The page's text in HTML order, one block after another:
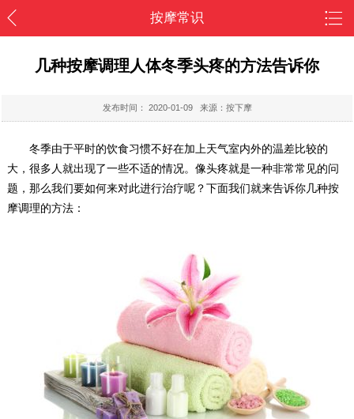
按摩常识
几种按摩调理人体冬季头疼的方法告诉你
发布时间： 2020-01-09来源：按下摩
冬季由于平时的饮食习惯不好在加上天气室内外的温差比较的
大，很多人就出现了一些不适的情况。像头疼就是一种非常常见的问
题，那么我们要如何来对此进行治疗呢？下面我们就来告诉你几种按
摩调理的方法：